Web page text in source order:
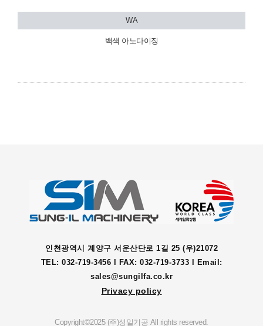
WA
백색 아노다이징
인천광역시 계양구 서운산단로 1길 25 (우)21072
TEL: 032-719-3456 l FAX: 032-719-3733 l Email:
sales@sungilfa.co.kr
Privacy policy
Copyright©2025 (주)성일기공 All rights reserved.